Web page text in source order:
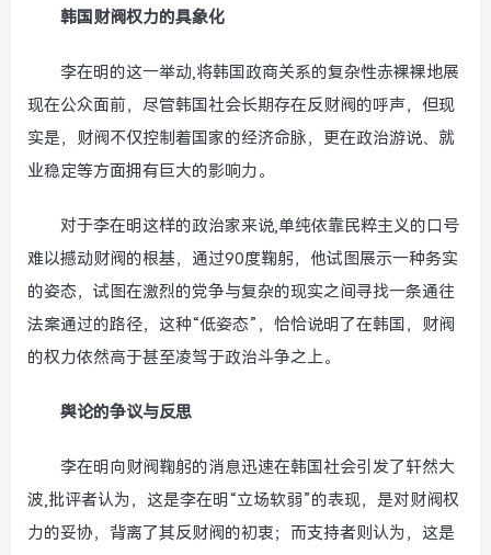
韩国财阀权力的具象化
李在明的这一举动,将韩国政商关系的复杂性赤裸裸地展
现在公众面前，尽管韩国社会长期存在反财阀的呼声，但现
实是，财阀不仅控制着国家的经济命脉，更在政治游说、就
业稳定等方面拥有巨大的影响力。
对于李在明这样的政治家来说,单纯依靠民粹主义的口号
难以撼动财阀的根基，通过90度鞠躬，他试图展示一种务实
的姿态，试图在激烈的党争与复杂的现实之间寻找一条通往
法案通过的路径，这种“低姿态”，恰恰说明了在韩国，财阀
的权力依然高于甚至凌驾于政治斗争之上。
舆论的争议与反思
李在明向财阀鞠躬的消息迅速在韩国社会引发了轩然大
波,批评者认为，这是李在明“立场软弱”的表现，是对财阀权
力的妥协，背离了其反财阀的初衷；而支持者则认为，这是